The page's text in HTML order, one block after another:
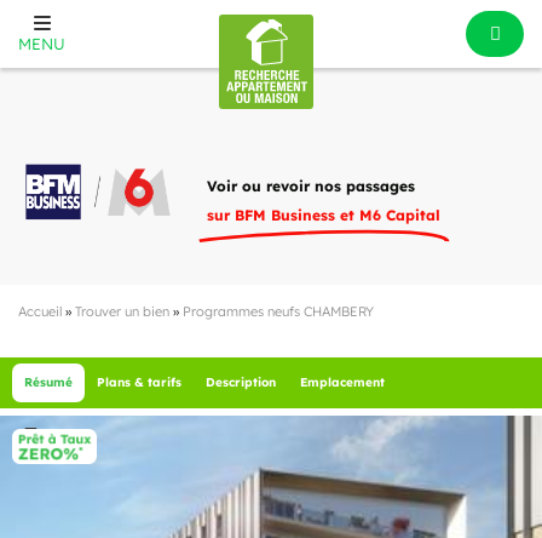
MENU
Voir ou revoir nos passages
sur BFM Business et M6 Capital
Accueil » Trouver un bien » Programmes neufs CHAMBERY
Résumé Plans & tarifs Description Emplacement
22